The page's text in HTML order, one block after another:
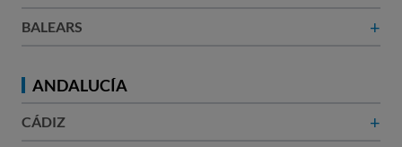
BALEARS +
ANDALUCÍA
CÁDIZ +